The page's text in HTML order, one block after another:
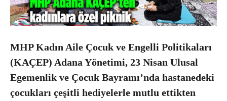
MHP Kadın Aile Çocuk ve Engelli Politikaları
(KAÇEP) Adana Yönetimi, 23 Nisan Ulusal
Egemenlik ve Çocuk Bayramı’nda hastanedeki
çocukları çeşitli hediyelerle mutlu ettikten